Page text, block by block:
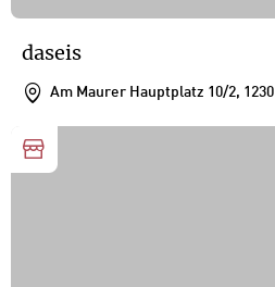
daseis
Am Maurer Hauptplatz 10/2,